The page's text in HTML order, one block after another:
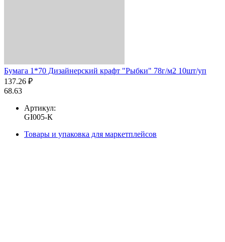
Бумага 1*70 Дизайнерский крафт "Рыбки" 78г/м2 10шт/уп
137.26 ₽
68.63
Артикул:
GI005-К
Товары и упаковка для маркетплейсов